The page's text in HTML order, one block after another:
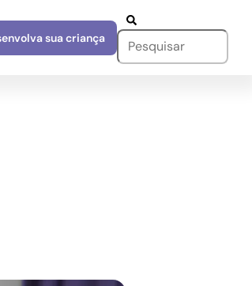
sua criança